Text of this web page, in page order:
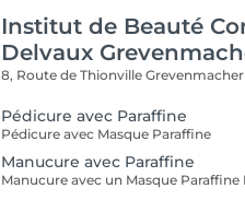
Institut de Beauté
Delvaux
8, Route de ThionvilleGrevenmacher
Pédicure avec Paraffine
Pédicure avec Masque Paraffine
Manucure avec Paraffine